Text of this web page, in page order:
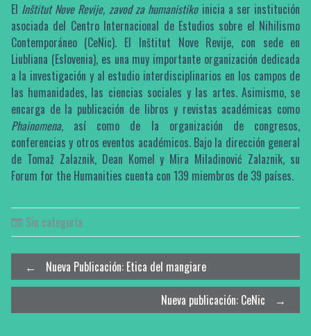
El Inštitut Nove Revije, zavod za humanistikoinicia a ser institución
asociada del Centro Internacional de Estudios sobre el Nihilismo
Contemporáneo (CeNic). El Inštitut Nove Revije, con sede en
Liubliana (Eslovenia), es una muy importante organización dedicada
a la investigación y al estudio interdisciplinarios en los campos de
las humanidades, las ciencias sociales y las artes. Asimismo, se
encarga de la publicación de libros y revistas académicas como
Phainomena, así como de la organización de congresos,
conferencias y otros eventos académicos. Bajo la dirección general
de Tomaž Zalaznik, Dean Komel y Mira Miladinović Zalaznik, su
Forum for the Humanities cuenta con 139 miembros de 39 países.
Sin categoría
Post
navigation
←
Nueva Publicación: Etica del mangiare
Nueva publicación: CeNic
→